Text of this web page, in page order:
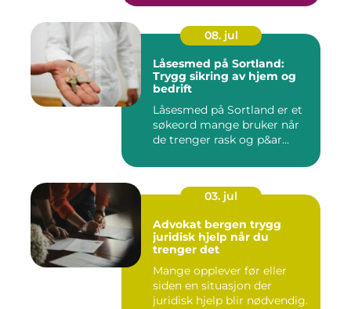
08. jul
Låsesmed på Sortland:
Trygg sikring av hjem og
bedrift
Låsesmed på Sortland er et
søkeord mange bruker når
de trenger rask og p&ar...
03. jul
Advokat bergen trygg
juridisk hjelp når du
trenger det
Mange opplever før eller
siden en situasjon der
juridisk hjelp blir nødvendig.